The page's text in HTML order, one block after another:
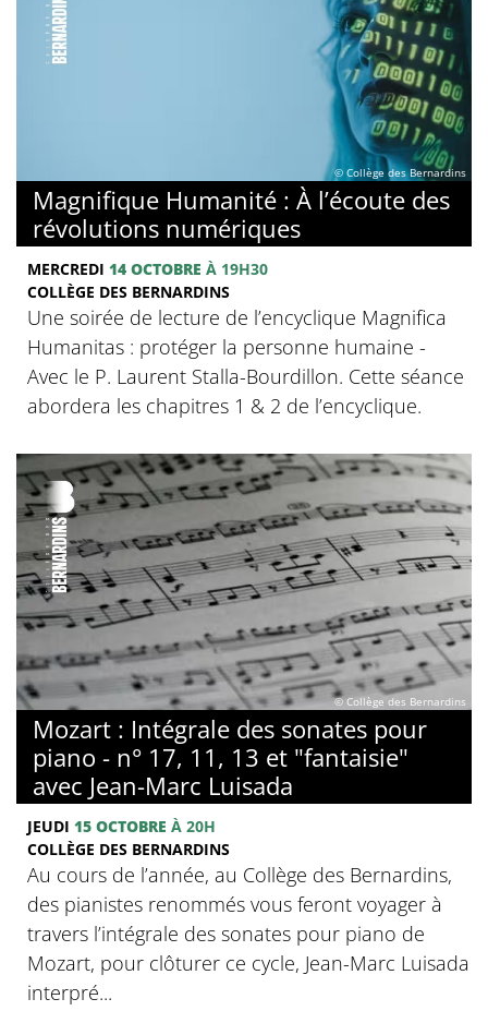
© Collège des Bernardins
Magnifique Humanité : À l’écoute des
révolutions numériques
MERCREDI 14 OCTOBRE À 19H30
COLLÈGE DES BERNARDINS
Une soirée de lecture de l’encyclique Magnifica
Humanitas : protéger la personne humaine -
Avec le P. Laurent Stalla-Bourdillon. Cette séance
abordera les chapitres 1 & 2 de l’encyclique.
© Collège des Bernardins
Mozart : Intégrale des sonates pour
piano - n° 17, 11, 13 et "fantaisie"
avec Jean-Marc Luisada
JEUDI 15 OCTOBRE À 20H
COLLÈGE DES BERNARDINS
Au cours de l’année, au Collège des Bernardins,
des pianistes renommés vous feront voyager à
travers l’intégrale des sonates pour piano de
Mozart, pour clôturer ce cycle, Jean-Marc Luisada
interpré...